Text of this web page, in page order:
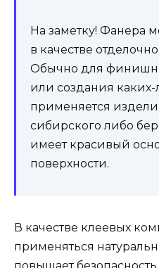
На заметку! Фанера
в качестве
Обычно для
или создания
применяется
сибирского либо
имеет красивый
поверхности.
В качестве клеевых
применяться
повышает